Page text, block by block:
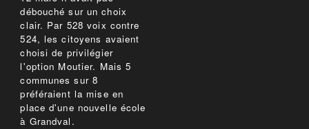
débouché sur un choix
clair. Par 528 voix contre
524, les citoyens avaient
choisi de privilégier
l'option Moutier. Mais 5
communes sur 8
préféraient la mise en
place d'une nouvelle école
à Grandval.